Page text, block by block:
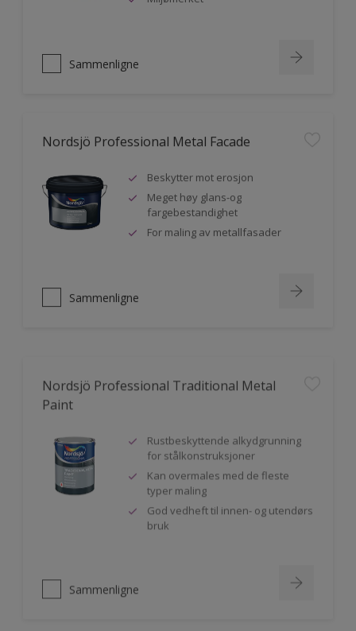
Sammenligne
Nordsjö Professional Metal Facade
Beskytter mot erosjon
Meget høy glans-og
fargebestandighet
For maling av metallfasader
Sammenligne
Paint
for stålkonstruksjoner
Kan overmales med de fleste
typer maling
God vedheft til innen- og utendørs
bruk